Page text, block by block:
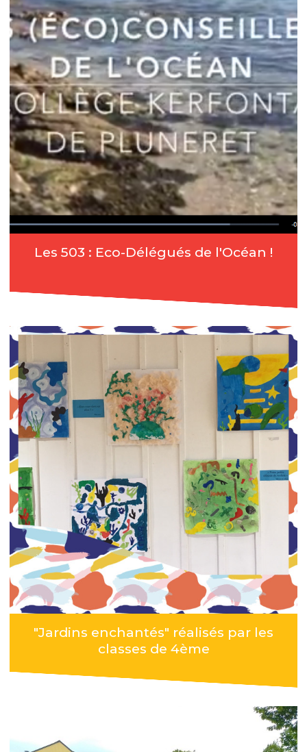
Les 503 : Eco-Délégués de l'Océan !
"Jardins enchantés" réalisés par les
classes de 4ème